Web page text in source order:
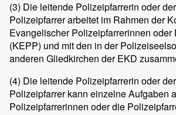
(3) Die leitende Polizeipfarrerin oder
Polizeipfarrer arbeitet im Rahmen der
Evangelischer Polizeipfarrerinnen oder
(KEPP) und mit den in der
anderen Gliedkirchen der EKD
(4) Die leitende Polizeipfarrerin oder
Polizeipfarrer kann einzelne Aufgaben
Polizeipfarrerinnen oder die